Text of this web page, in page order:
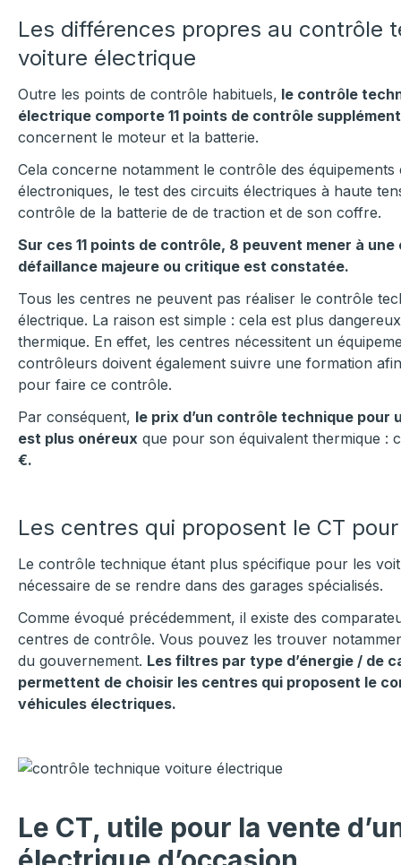
Les différences propres au contrôle
voiture électrique
Outre les points de contrôle habituels, le contrôle
électrique comporte 11 points de contrôle
concernent le moteur et la batterie.
Cela concerne notamment le contrôle des équipements
électroniques, le test des circuits électriques à haute
contrôle de la batterie de de traction et de son coffre.
Sur ces 11 points de contrôle, 8 peuvent mener à
défaillance majeure ou critique est constatée.
Tous les centres ne peuvent pas réaliser le contrôle
électrique. La raison est simple : cela est plus
thermique. En effet, les centres nécessitent un
contrôleurs doivent également suivre une formation afin
pour faire ce contrôle.
Par conséquent, le prix d’un contrôle technique pour
est plus onéreux que pour son équivalent thermique :
€.
Les centres qui proposent le CT
Le contrôle technique étant plus spécifique pour les
nécessaire de se rendre dans des garages spécialisés.
Comme évoqué précédemment, il existe des
centres de contrôle. Vous pouvez les trouver
du gouvernement. Les filtres par type d’énergie / de
permettent de choisir les centres qui proposent le
véhicules électriques.
Le CT, utile pour la vente